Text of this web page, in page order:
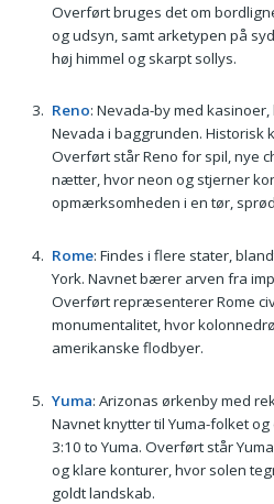
Overført bruges det om
og udsyn, samt arketypen på
høj himmel og skarpt sollys.
Reno: Nevada-by med
Nevada i baggrunden. Historisk
Overført står Reno for spil, nye
nætter, hvor neon og stjerner
opmærksomheden i en tør,
Rome: Findes i flere stater,
York. Navnet bærer arven fra
Overført repræsenterer Rome
monumentalitet, hvor
amerikanske flodbyer.
Yuma: Arizonas ørkenby med
Navnet knytter til Yuma-folket
3:10 to Yuma. Overført står
og klare konturer, hvor solen
goldt landskab.